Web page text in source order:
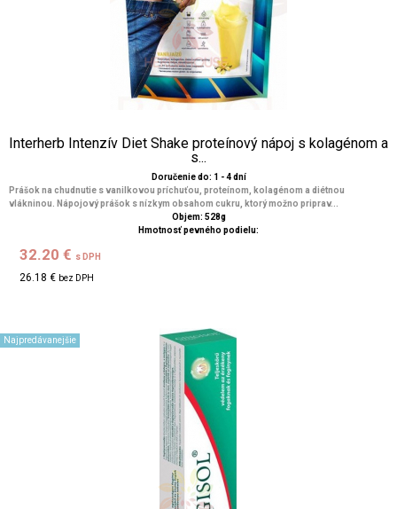
Interherb Intenzív Diet Shake proteínový nápoj s kolagénom a
s...
Doručenie do: 1 - 4 dní
Prášok na chudnutie s vanilkovou príchuťou, proteínom, kolagénom a diétnou
vlákninou. Nápojový prášok s nízkym obsahom cukru, ktorý možno priprav...
Objem: 528g
Hmotnosť pevného podielu:
32.20 € s DPH
26.18 € bez DPH
Najpredávanejšie